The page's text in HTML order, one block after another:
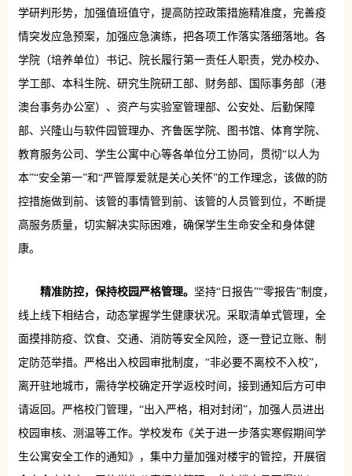
学研判形势，加强值班值守，提高防控政策措施精准度，完善疫
情突发应急预案，加强应急演练，把各项工作落实落细落地。各
学院（培养单位）书记、院长履行第一责任人职责，党办校办、
学工部、本科生院、研究生院研工部、财务部、国际事务部（港
澳台事务办公室）、资产与实验室管理部、公安处、后勤保障
部、兴隆山与软件园管理办、齐鲁医学院、图书馆、体育学院、
教育服务公司、学生公寓中心等各单位分工协同，贯彻“以人为
本”“安全第一”和“严管厚爱就是关心关怀”的工作理念，该做的防
控措施做到前、该管的事情管到前、该管的人员管到位，不断提
高服务质量，切实解决实际困难，确保学生生命安全和身体健
康。
精准防控，保持校园严格管理。 坚持“日报告”“零报告”制度，
线上线下相结合，动态掌握学生健康状况。采取清单式管理，全
面摸排防疫、饮食、交通、消防等安全风险，逐一登记立账、制
定防范举措。严格出入校园审批制度，“非必要不离校不入校”，
离开驻地城市，需待学校确定开学返校时间，接到通知后方可申
请返回。严格校门管理，“出入严格，相对封闭”，加强人员进出
校园审核、测温等工作。学校发布《关于进一步落实寒假期间学
生公寓安全工作的通知》，集中力量加强对楼宇的管控，开展宿